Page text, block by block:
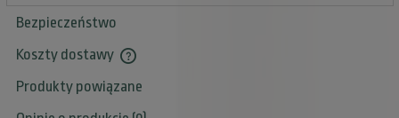
Bezpieczeństwo
Koszty dostawy
Cena nie zawiera ewentualnych kosztów płatności
Produkty powiązane